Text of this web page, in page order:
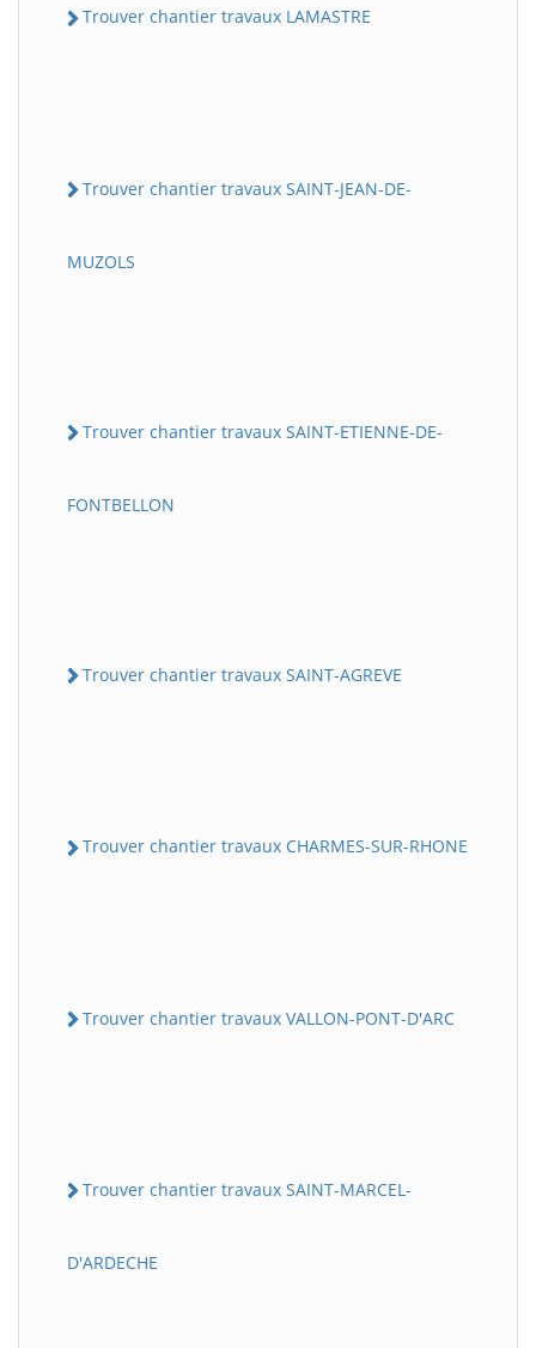
Trouver chantier travaux LAMASTRE
Trouver chantier travaux SAINT-JEAN-DE-
MUZOLS
Trouver chantier travaux SAINT-ETIENNE-DE-
FONTBELLON
Trouver chantier travaux SAINT-AGREVE
Trouver chantier travaux CHARMES-SUR-RHONE
Trouver chantier travaux VALLON-PONT-D'ARC
Trouver chantier travaux SAINT-MARCEL-
D'ARDECHE